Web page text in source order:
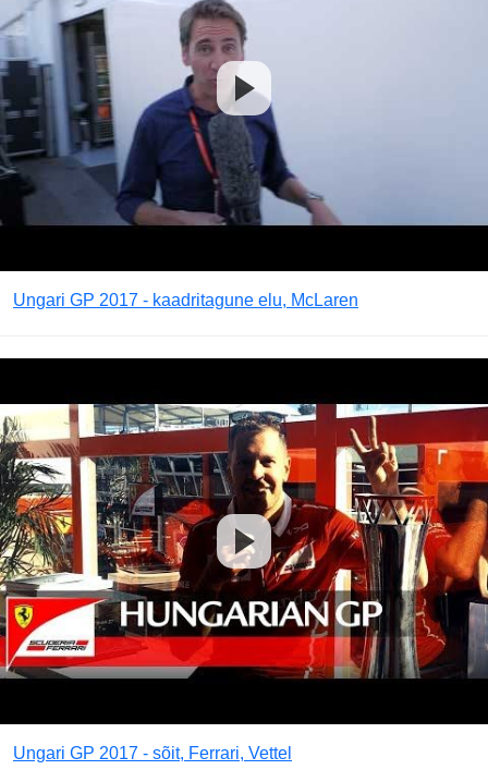
Ungari GP 2017 - kaadritagune elu, McLaren
Ungari GP 2017 - sõit, Ferrari, Vettel